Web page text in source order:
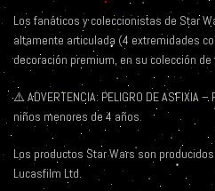
Los fanáticos y coleccionistas de Star
altamente articulada (4 extremidades
decoración premium, en su colección
⚠️ ADVERTENCIA: PELIGRO DE ASFIXIA
niños menores de 4 años.
Los productos Star Wars son
Lucasfilm Ltd.